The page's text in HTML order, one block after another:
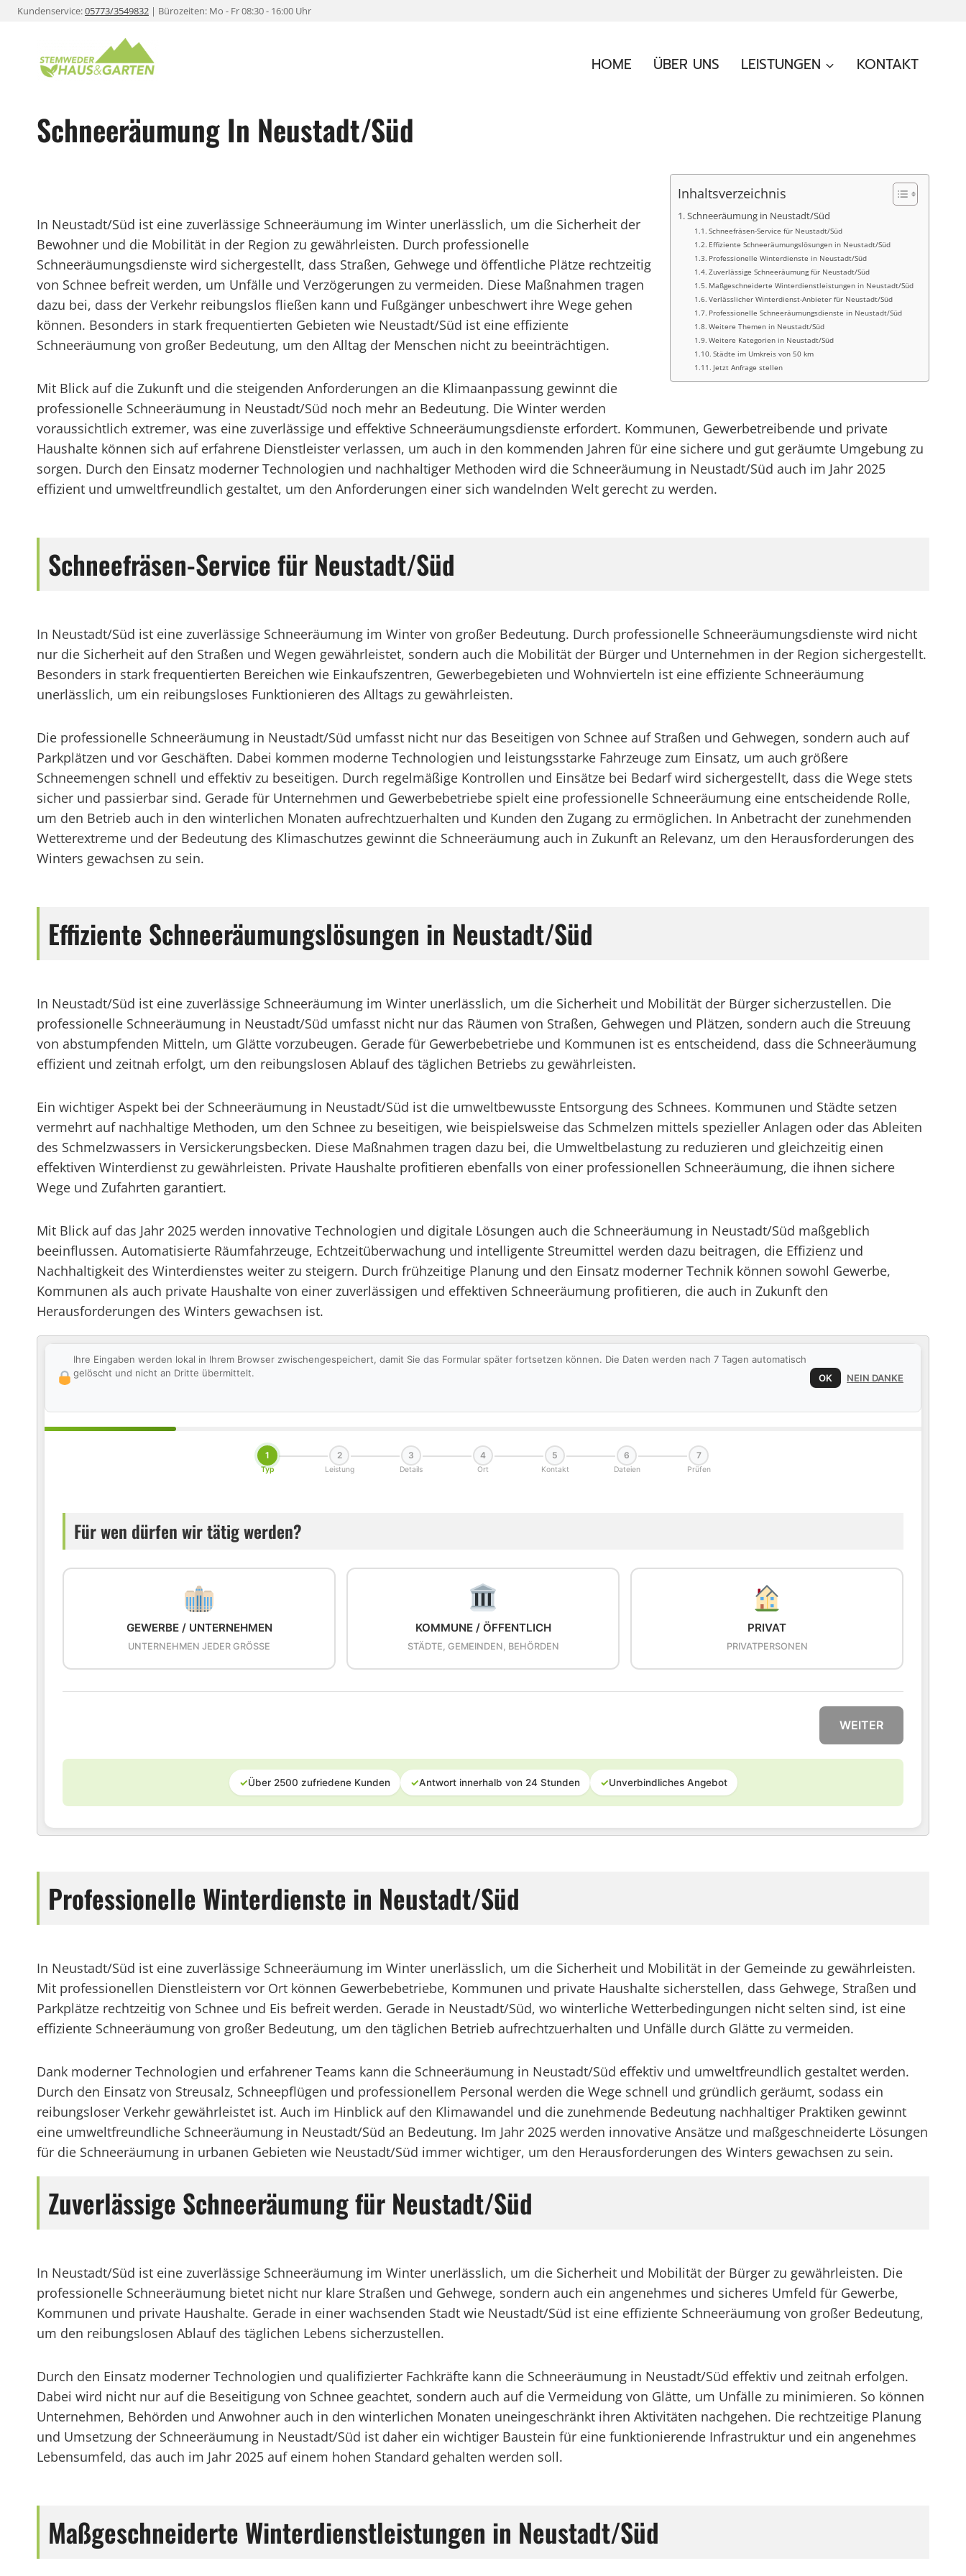
ZumKundenservice:05773/3549832 | Bürozeiten: Mo - Fr 08:30 - 16:00 Uhr
HOME ÜBER UNS LEISTUNGEN KONTAKT
Schneeräumung In Neustadt/Süd
Inhaltsverzeichnis
Schneeräumung in Neustadt/Süd
Schneefräsen-Service für Neustadt/Süd
Effiziente Schneeräumungslösungen in Neustadt/Süd
Professionelle Winterdienste in Neustadt/Süd
Zuverlässige Schneeräumung für Neustadt/Süd
Maßgeschneiderte Winterdienstleistungen in Neustadt/Süd
Verlässlicher Winterdienst-Anbieter für Neustadt/Süd
Professionelle Schneeräumungsdienste in Neustadt/Süd
Weitere Themen in Neustadt/Süd
Weitere Kategorien in Neustadt/Süd
Städte im Umkreis von 50 km
Jetzt Anfrage stellen
In Neustadt/Süd ist eine zuverlässige Schneeräumung im Winter unerlässlich, um die Sicherheit der
Bewohner und die Mobilität in der Region zu gewährleisten. Durch professionelle
Schneeräumungsdienste wird sichergestellt, dass Straßen, Gehwege und öffentliche Plätze rechtzeitig
von Schnee befreit werden, um Unfälle und Verzögerungen zu vermeiden. Diese Maßnahmen tragen
dazu bei, dass der Verkehr reibungslos fließen kann und Fußgänger unbeschwert ihre Wege gehen
können. Besonders in stark frequentierten Gebieten wie Neustadt/Süd ist eine effiziente
Schneeräumung von großer Bedeutung, um den Alltag der Menschen nicht zu beeinträchtigen.
Mit Blick auf die Zukunft und die steigenden Anforderungen an die Klimaanpassung gewinnt die
professionelle Schneeräumung in Neustadt/Süd noch mehr an Bedeutung. Die Winter werden
voraussichtlich extremer, was eine zuverlässige und effektive Schneeräumungsdienste erfordert. Kommunen, Gewerbetreibende und private
Haushalte können sich auf erfahrene Dienstleister verlassen, um auch in den kommenden Jahren für eine sichere und gut geräumte Umgebung zu
sorgen. Durch den Einsatz moderner Technologien und nachhaltiger Methoden wird die Schneeräumung in Neustadt/Süd auch im Jahr 2025
effizient und umweltfreundlich gestaltet, um den Anforderungen einer sich wandelnden Welt gerecht zu werden.
Schneefräsen-Service für Neustadt/Süd
In Neustadt/Süd ist eine zuverlässige Schneeräumung im Winter von großer Bedeutung. Durch professionelle Schneeräumungsdienste wird nicht
nur die Sicherheit auf den Straßen und Wegen gewährleistet, sondern auch die Mobilität der Bürger und Unternehmen in der Region sichergestellt.
Besonders in stark frequentierten Bereichen wie Einkaufszentren, Gewerbegebieten und Wohnvierteln ist eine effiziente Schneeräumung
unerlässlich, um ein reibungsloses Funktionieren des Alltags zu gewährleisten.
Die professionelle Schneeräumung in Neustadt/Süd umfasst nicht nur das Beseitigen von Schnee auf Straßen und Gehwegen, sondern auch auf
Parkplätzen und vor Geschäften. Dabei kommen moderne Technologien und leistungsstarke Fahrzeuge zum Einsatz, um auch größere
Schneemengen schnell und effektiv zu beseitigen. Durch regelmäßige Kontrollen und Einsätze bei Bedarf wird sichergestellt, dass die Wege stets
sicher und passierbar sind. Gerade für Unternehmen und Gewerbebetriebe spielt eine professionelle Schneeräumung eine entscheidende Rolle,
um den Betrieb auch in den winterlichen Monaten aufrechtzuerhalten und Kunden den Zugang zu ermöglichen. In Anbetracht der zunehmenden
Wetterextreme und der Bedeutung des Klimaschutzes gewinnt die Schneeräumung auch in Zukunft an Relevanz, um den Herausforderungen des
Winters gewachsen zu sein.
Effiziente Schneeräumungslösungen in Neustadt/Süd
In Neustadt/Süd ist eine zuverlässige Schneeräumung im Winter unerlässlich, um die Sicherheit und Mobilität der Bürger sicherzustellen. Die
professionelle Schneeräumung in Neustadt/Süd umfasst nicht nur das Räumen von Straßen, Gehwegen und Plätzen, sondern auch die Streuung
von abstumpfenden Mitteln, um Glätte vorzubeugen. Gerade für Gewerbebetriebe und Kommunen ist es entscheidend, dass die Schneeräumung
effizient und zeitnah erfolgt, um den reibungslosen Ablauf des täglichen Betriebs zu gewährleisten.
Ein wichtiger Aspekt bei der Schneeräumung in Neustadt/Süd ist die umweltbewusste Entsorgung des Schnees. Kommunen und Städte setzen
vermehrt auf nachhaltige Methoden, um den Schnee zu beseitigen, wie beispielsweise das Schmelzen mittels spezieller Anlagen oder das Ableiten
des Schmelzwassers in Versickerungsbecken. Diese Maßnahmen tragen dazu bei, die Umweltbelastung zu reduzieren und gleichzeitig einen
effektiven Winterdienst zu gewährleisten. Private Haushalte profitieren ebenfalls von einer professionellen Schneeräumung, die ihnen sichere
Wege und Zufahrten garantiert.
Mit Blick auf das Jahr 2025 werden innovative Technologien und digitale Lösungen auch die Schneeräumung in Neustadt/Süd maßgeblich
beeinflussen. Automatisierte Räumfahrzeuge, Echtzeitüberwachung und intelligente Streumittel werden dazu beitragen, die Effizienz und
Nachhaltigkeit des Winterdienstes weiter zu steigern. Durch frühzeitige Planung und den Einsatz moderner Technik können sowohl Gewerbe,
Kommunen als auch private Haushalte von einer zuverlässigen und effektiven Schneeräumung profitieren, die auch in Zukunft den
Herausforderungen des Winters gewachsen ist.
Ihre Eingaben werden lokal in Ihrem Browser zwischengespeichert, damit Sie das Formular später fortsetzen können. Die Daten werden nach 7 Tagen automatisch
gelöscht und nicht an Dritte übermittelt.
OK NEIN DANKE
1
Typ
2
Leistung
3
Details
4
Ort
5
Kontakt
6
Dateien
7
Prüfen
Für wen dürfen wir tätig werden?
GEWERBE / UNTERNEHMEN
UNTERNEHMEN JEDER GRÖSSE
KOMMUNE / ÖFFENTLICH
STÄDTE, GEMEINDEN, BEHÖRDEN
PRIVAT
PRIVATPERSONEN
WEITER
✓Über 2500 zufriedene Kunden ✓Antwort innerhalb von 24 Stunden ✓Unverbindliches Angebot
Professionelle Winterdienste in Neustadt/Süd
In Neustadt/Süd ist eine zuverlässige Schneeräumung im Winter unerlässlich, um die Sicherheit und Mobilität in der Gemeinde zu gewährleisten.
Mit professionellen Dienstleistern vor Ort können Gewerbebetriebe, Kommunen und private Haushalte sicherstellen, dass Gehwege, Straßen und
Parkplätze rechtzeitig von Schnee und Eis befreit werden. Gerade in Neustadt/Süd, wo winterliche Wetterbedingungen nicht selten sind, ist eine
effiziente Schneeräumung von großer Bedeutung, um den täglichen Betrieb aufrechtzuerhalten und Unfälle durch Glätte zu vermeiden.
Dank moderner Technologien und erfahrener Teams kann die Schneeräumung in Neustadt/Süd effektiv und umweltfreundlich gestaltet werden.
Durch den Einsatz von Streusalz, Schneepflügen und professionellem Personal werden die Wege schnell und gründlich geräumt, sodass ein
reibungsloser Verkehr gewährleistet ist. Auch im Hinblick auf den Klimawandel und die zunehmende Bedeutung nachhaltiger Praktiken gewinnt
eine umweltfreundliche Schneeräumung in Neustadt/Süd an Bedeutung. Im Jahr 2025 werden innovative Ansätze und maßgeschneiderte Lösungen
für die Schneeräumung in urbanen Gebieten wie Neustadt/Süd immer wichtiger, um den Herausforderungen des Winters gewachsen zu sein.
Zuverlässige Schneeräumung für Neustadt/Süd
In Neustadt/Süd ist eine zuverlässige Schneeräumung im Winter unerlässlich, um die Sicherheit und Mobilität der Bürger zu gewährleisten. Die
professionelle Schneeräumung bietet nicht nur klare Straßen und Gehwege, sondern auch ein angenehmes und sicheres Umfeld für Gewerbe,
Kommunen und private Haushalte. Gerade in einer wachsenden Stadt wie Neustadt/Süd ist eine effiziente Schneeräumung von großer Bedeutung,
um den reibungslosen Ablauf des täglichen Lebens sicherzustellen.
Durch den Einsatz moderner Technologien und qualifizierter Fachkräfte kann die Schneeräumung in Neustadt/Süd effektiv und zeitnah erfolgen.
Dabei wird nicht nur auf die Beseitigung von Schnee geachtet, sondern auch auf die Vermeidung von Glätte, um Unfälle zu minimieren. So können
Unternehmen, Behörden und Anwohner auch in den winterlichen Monaten uneingeschränkt ihren Aktivitäten nachgehen. Die rechtzeitige Planung
und Umsetzung der Schneeräumung in Neustadt/Süd ist daher ein wichtiger Baustein für eine funktionierende Infrastruktur und ein angenehmes
Lebensumfeld, das auch im Jahr 2025 auf einem hohen Standard gehalten werden soll.
Maßgeschneiderte Winterdienstleistungen in Neustadt/Süd